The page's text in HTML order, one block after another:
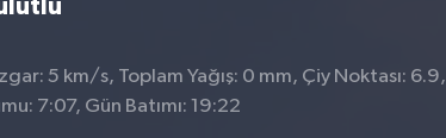
5 km/s, Toplam Yağış: 0 mm, Çiy Noktası: 6.9,
7:07, Gün Batımı: 19:22